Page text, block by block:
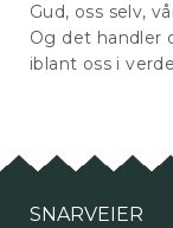
Gud, oss selv,
Og det handler
iblant oss i
SNARVEIER